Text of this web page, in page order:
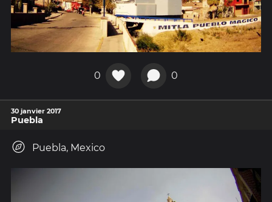
0 0
30 janvier 2017
Puebla
Puebla, Mexico